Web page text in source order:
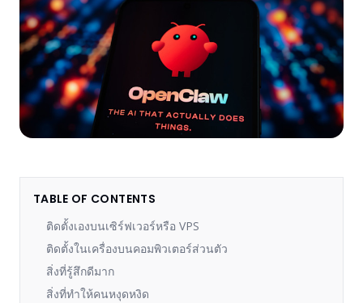
TABLE OF CONTENTS
ติดตั้งเองบนเซิร์ฟเวอร์หรือ VPS
ติดตั้งในเครื่องบนคอมพิวเตอร์ส่วนตัว
สิ่งที่รู้สึกดีมาก
สิ่งที่ทำให้คนหงุดหงิด